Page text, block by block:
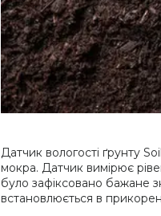
Датчик вологості ґрунту
мокра. Датчик вимірює
було зафіксовано бажане
встановлюється в